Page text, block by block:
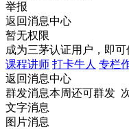
举报
返回消息中心
暂无权限
成为三茅认证用户，即
课程讲师 打卡牛人 专栏
返回消息中心
群发消息本周还可群发
文字消息
图片消息